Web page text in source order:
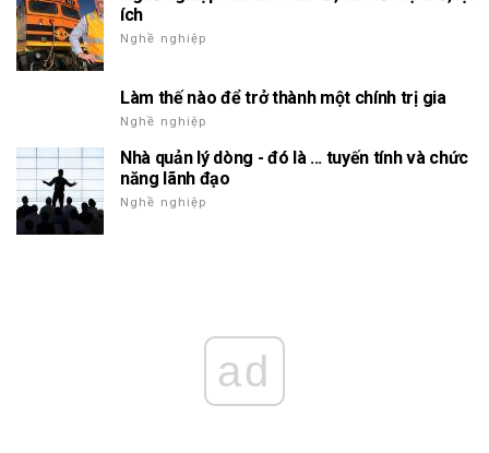
ích
Nghề nghiệp
Làm thế nào để trở thành một chính trị gia
Nghề nghiệp
Nhà quản lý dòng - đó là ... tuyến tính và chức
năng lãnh đạo
Nghề nghiệp
ad